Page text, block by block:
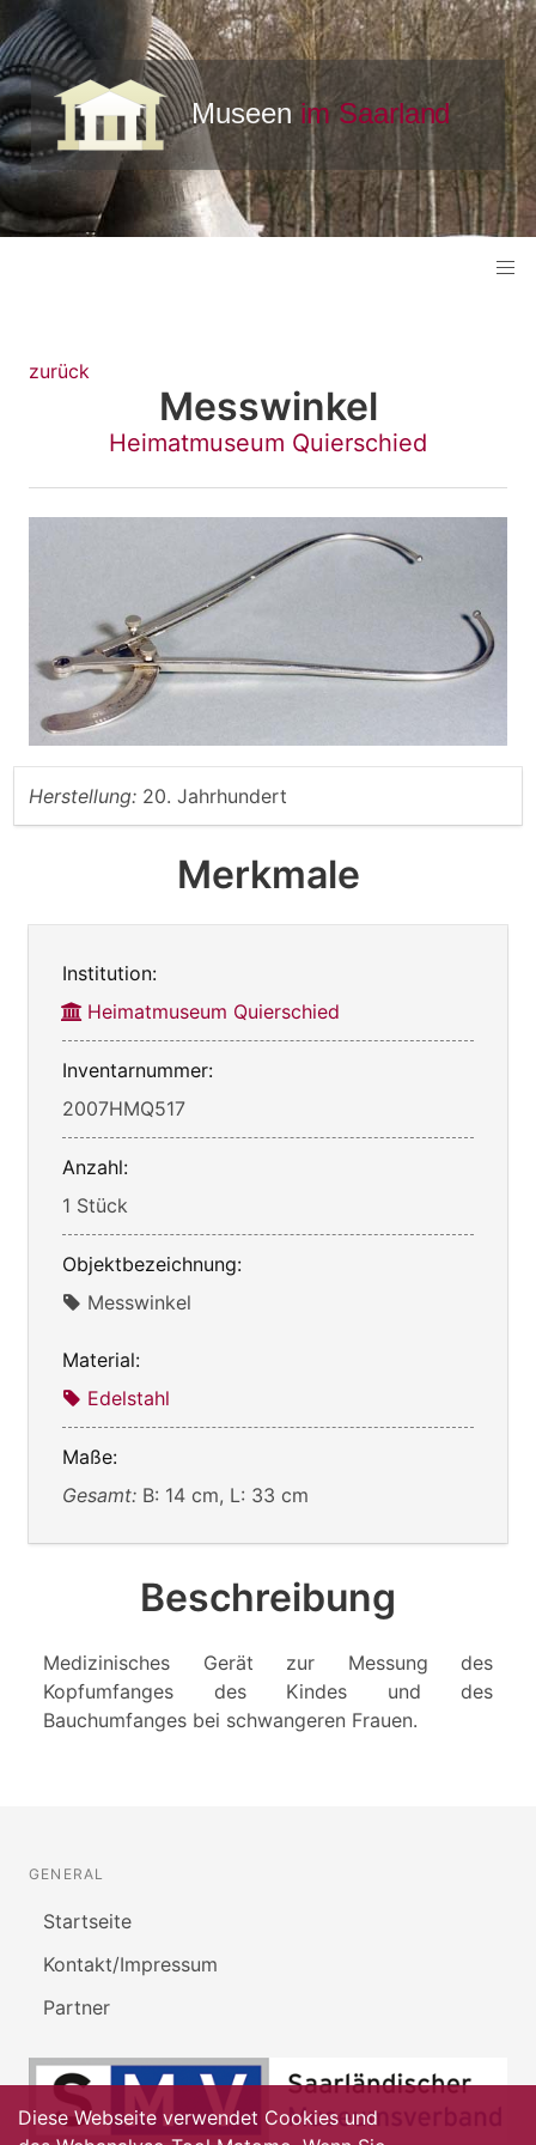
zurück
Messwinkel
Heimatmuseum Quierschied
Herstellung: 20. Jahrhundert
Merkmale
Institution:
Heimatmuseum Quierschied
Inventarnummer:
2007HMQ517
Anzahl:
1 Stück
Objektbezeichnung:
Messwinkel
Material:
Edelstahl
Maße:
Gesamt: B: 14 cm, L: 33 cm
Beschreibung
Medizinisches Gerät zur Messung des
Kopfumfanges des Kindes und des
Bauchumfanges bei schwangeren Frauen.
GENERAL
Startseite
Kontakt/Impressum
Partner
Diese Webseite verwendet Cookies und